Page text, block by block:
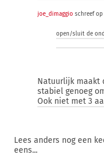
joe_dimaggio schreef op
open/sluit de
Natuurlijk maakt
stabiel genoeg
Ook niet met 3
Lees anders nog een
eens...